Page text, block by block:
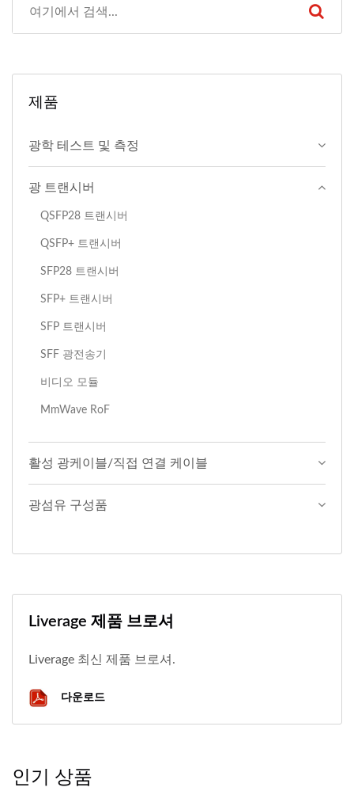
제품
광학 테스트 및 측정
광 트랜시버
QSFP28 트랜시버
QSFP+ 트랜시버
SFP28 트랜시버
SFP+ 트랜시버
SFP 트랜시버
SFF 광전송기
비디오 모듈
MmWave RoF
활성 광케이블/직접 연결 케이블
광섬유 구성품
Liverage 제품 브로셔
Liverage 최신 제품 브로셔.
다운로드
인기 상품